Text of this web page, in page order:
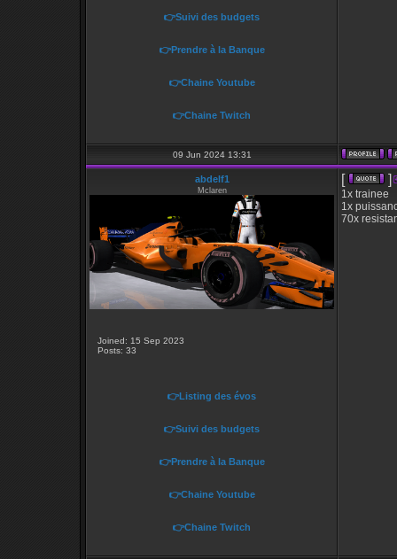
👉Suivi des budgets
👉Prendre à la Banque
👉Chaine Youtube
👉Chaine Twitch
09 Jun 2024 13:31
abdelf1
Mclaren
Joined: 15 Sep 2023
Posts: 33
👉Listing des évos
👉Suivi des budgets
👉Prendre à la Banque
👉Chaine Youtube
👉Chaine Twitch
[ ]
1x trainee
1x
70x